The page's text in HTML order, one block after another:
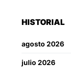
HISTORIAL
agosto 2026
julio 2026